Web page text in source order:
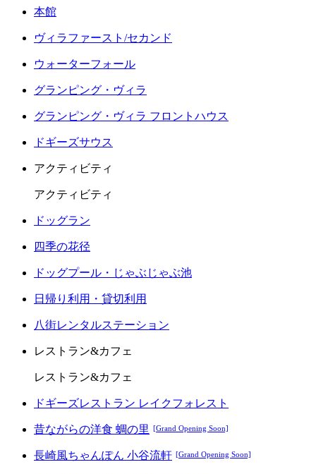
本館
ヴィラファースト/セカンド
ウォーターフォール
グランピング・ヴィラ
グランピング・ヴィラ フロントハウス
ドギーズサウス
アクティビティ
アクティビティ
ドッグラン
四季の花径
ドッグプール・じゃぶじゃぶ池
日帰り利用・貸切利用
八街レンタルステーション
レストラン&カフェ
レストラン&カフェ
ドギーズレストラン レイクフォレスト
昔ながらの洋食 蜩の里 [Grand Opening Soon]
長崎風ちゃんぽん 小谷流軒 [Grand Opening Soon]